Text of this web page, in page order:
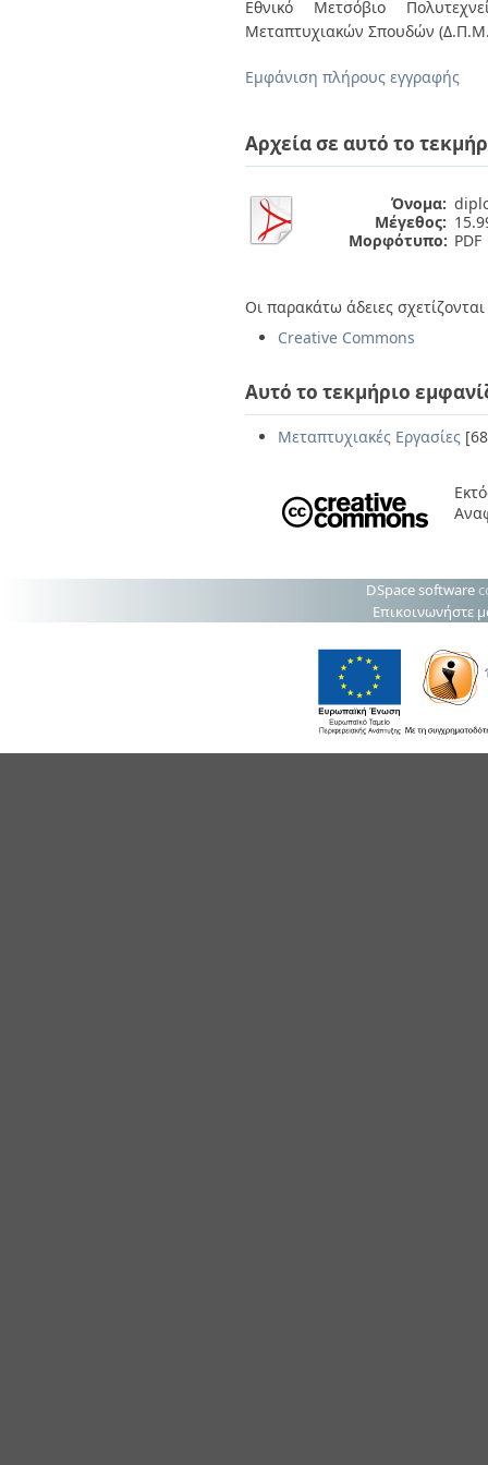
Εθνικό Μετσόβιο
Μεταπτυχιακών Σπουδών
Εμφάνιση πλήρους εγγραφής
Αρχεία σε αυτό το
Όνομα:
Μέγεθος:
Μορφότυπο: PDF
Οι παρακάτω άδειες
Creative Commons
Αυτό το τεκμήριο
Μεταπτυχιακές Εργασίες
DSpace software
Επικοινωνήστε